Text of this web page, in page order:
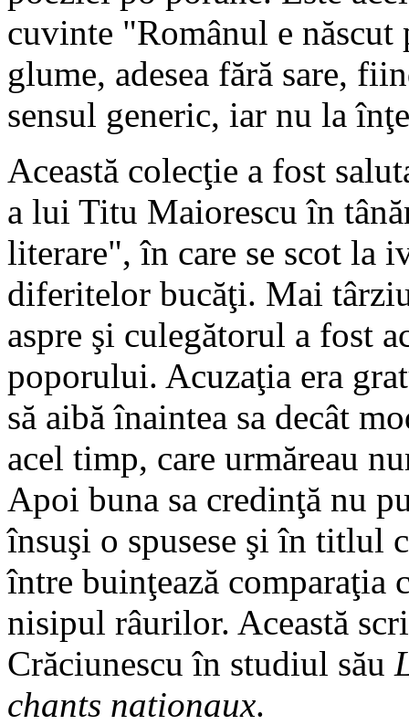
cuvinte "Românul e născut
glume, adesea fără sare,
sensul generic, iar nu la
Această colecţie a fost
a lui Titu Maiorescu în
literare", în care se scot la
diferitelor bucăţi. Mai
aspre şi culegătorul a fost
poporului. Acuzaţia era
să aibă înaintea sa decât
acel timp, care urmăreau
Apoi buna sa credinţă nu
însuşi o spusese şi în titlul
între buinţează comparaţia
nisipul râurilor. Această
Crăciunescu în studiul său
chants nationaux.